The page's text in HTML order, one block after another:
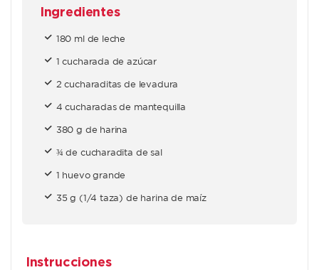
Ingredientes
180 ml de leche
1 cucharada de azúcar
2 cucharaditas de levadura
4 cucharadas de mantequilla
380 g de harina
¾ de cucharadita de sal
1 huevo grande
35 g (1/4 taza) de harina de maíz
Instrucciones